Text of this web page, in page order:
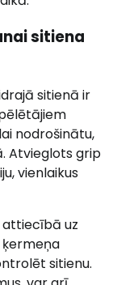
sitiena
sitienā ir
nodrošinātu,
Atvieglots grip
vienlaikus
uz
ķermeņa
sitienu.